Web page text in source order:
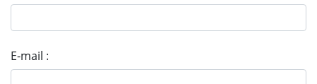
E-mail :